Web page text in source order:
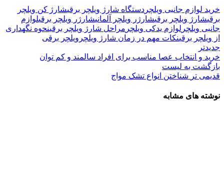
خرید لوازم جانبی ویلچر دستگاه شارژ ویلچر برقیشارژ کن ویلچر
برقیشارژ ویلچر برقیشارژر ویلچر آلمانیشارژر ویلچر برقیلوازم
جانبی ویلچر لوازم یدکی ویلچر مراحل شارژ ویلچر برقینحوه نگهداری
از ویلچر برقینکات مهم در زمان شارژ ویلچر ویلچر برقی
جدیدتر
خرید و انتخاب عصا مناسب برای افراد سالمند و کم توان
بازگشت به لیست
قدیمی تر شناختن انواع تشک مواج
نوشته های مشابه